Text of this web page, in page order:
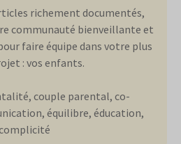
richement documentés,
communauté bienveillante et
faire équipe dans votre plus
: vos enfants.
couple parental, co-
équilibre, éducation,